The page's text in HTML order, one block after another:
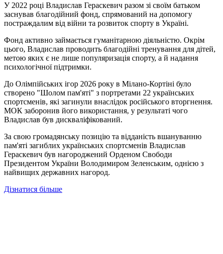
У 2022 році Владислав Гераскевич разом зі своїм батьком
заснував благодійний фонд, спрямований на допомогу
постраждалим від війни та розвиток спорту в Україні.
Фонд активно займається гуманітарною діяльністю. Окрім
цього, Владислав проводить благодійні тренування для дітей,
метою яких є не лише популяризація спорту, а й надання
психологічної підтримки.
До Олімпійських ігор 2026 року в Мілано-Кортіні було
створено "Шолом пам'яті" з портретами 22 українських
спортсменів, які загинули внаслідок російського вторгнення.
МОК заборонив його використання, у результаті чого
Владислав був дискваліфікований.
За свою громадянську позицію та відданість вшануванню
пам'яті загиблих українських спортсменів Владислав
Гераскевич був нагороджений Орденом Свободи
Президентом України Володимиром Зеленським, однією з
найвищих державних нагород.
Дізнатися більше